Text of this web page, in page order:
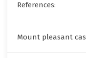
References:
Mount pleasant